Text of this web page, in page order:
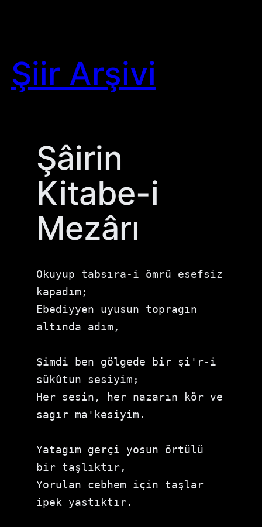
Şiir Arşivi
Şâirin
Kitabe-i
Mezârı
Okuyup tabsıra-i ömrü esefsiz
kapadım;
Ebediyyen uyusun topragın
altında adım,
Şimdi ben gölgede bir şi'r-i
sükûtun sesiyim;
Her sesin, her nazarın kör ve
sagır ma'kesiyim.
Yatagım gerçi yosun örtülü
bir taşlıktır,
Yorulan cebhem için taşlar
ipek yastıktır.